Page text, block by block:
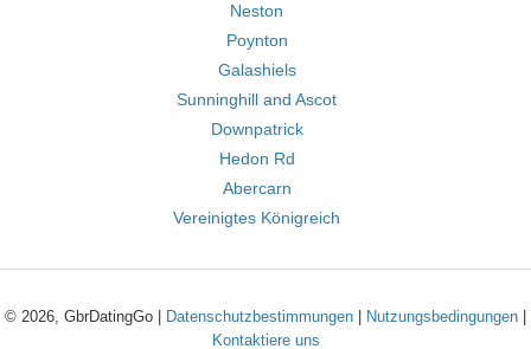
Neston
Poynton
Galashiels
Sunninghill and Ascot
Downpatrick
Hedon Rd
Abercarn
Vereinigtes Königreich
© 2026, GbrDatingGo | Datenschutzbestimmungen Nutzungsbedingungen
Kontaktiere uns